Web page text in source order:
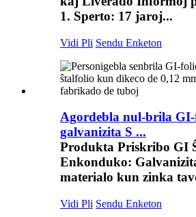
1. Sperto: 17 jaroj...
Vidi Pli Sendu Enketon
Agordebla nul-brila
galvanizita S ...
Produkta Priskribo GI
Enkonduko:
materialo kun zinka
Vidi Pli Sendu Enketon